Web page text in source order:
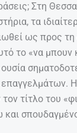
Στη
τα
ως προς τη
το «να μπουν
ουσία
Η
τίτλο του